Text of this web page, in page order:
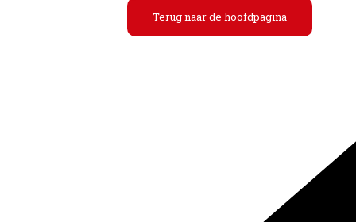
Terug naar de hoofdpagina